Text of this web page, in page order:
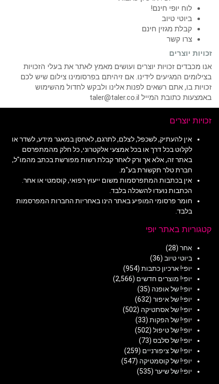
לוח יופי חינם!
ביוטי טיוב
קבלת מגזין חינם
צרו קשר
זכויות יוצרים
אנו מכבדים זכויות יוצרים ועושים מאמץ לאתר את בעלי הזכויות
בצילומים המגיעים לידינו. אם זיהיתם בפרסומינו צילום שיש לכם
זכויות בו, אתם רשאים לפנות אלינו ולבקש לחדול מהשימוש
באמצעות כתובת המייל taler@taler.co.il
זכויות יוצרים
אין להעתיק, לשכפל, לצלם, לתרגם, לאחסן במאגר מידע, לשדר או
לקלוט בכל דרך או בכל אמצעי אלקטרוני, כל חלק מהמתפרסם
באתר זה, אלא אך ורק לאחר קבלת רשות מפורשת בכתב מהמו"ל,
חברת טלר תקשורת בע"מ.
אין בכתבות המתפרסמות משום ייעוץ רפואי, קוסמטי או אחר.
הכתבות נועדו להשכלה בלבד.
חומר פרסומי המופיע באתר הינו באחריות החברות המפרסמות
בלבד.
קטגוריות באתר יופי
אחר (28)
ביוטי טיוב (36)
יופי! ארכיון כתבות (954)
יופי! מוצרים חדשים (2,566)
יופי! של אופנה (35)
יופי! של איפור (632)
יופי! של אסתטיקה (502)
יופי! של הפקות (33)
יופי! של טיפול (502)
יופי! של סלבס (73)
יופי! של ציפורניים (259)
יופי! של קוסמטיקה (547)
יופי! של שיער (535)